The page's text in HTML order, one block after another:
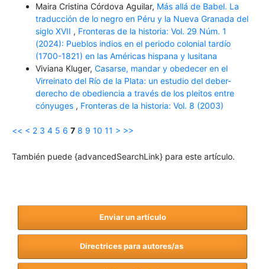
Maira Cristina Córdova Aguilar, Más allá de Babel. La
traducción de lo negro en Péru y la Nueva Granada del
siglo XVII , Fronteras de la historia: Vol. 29 Núm. 1
(2024): Pueblos indios en el periodo colonial tardío
(1700-1821) en las Américas hispana y lusitana
Viviana Kluger, Casarse, mandar y obedecer en el
Virreinato del Río de la Plata: un estudio del deber-
derecho de obediencia a través de los pleitos entre
cónyuges , Fronteras de la historia: Vol. 8 (2003)
<< < 2 3 4 5 6 7 8 9 10 11 > >>
También puede {advancedSearchLink} para este artículo.
Enviar un artículo
Directrices para autores/as